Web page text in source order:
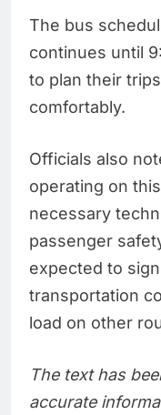
The bus
continues until
to plan their
comfortably.
Officials also
operating on
necessary
passenger
expected to
transportation
load on other
The text has
accurate